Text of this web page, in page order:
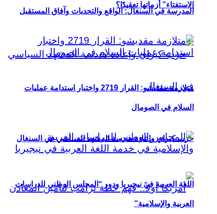
الاستفتاء” أزماتها تعقيدًا؟
حزب كيراي وإعادة هندسة المشهد السياسي في السنغال
المدرسة في السنغال: الواقع والتحديات وآفاق المستقبل
متلازمة مقديشو: القرار 2719 واختبار استدامة عمليات
السلام في الصومال
اللغة العربية في نيجيريا ودور “المجلس الوطني للدراسات
العربية والإسلامية”